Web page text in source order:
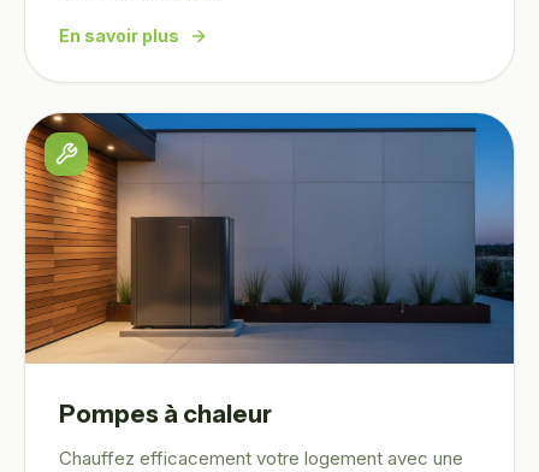
En savoir plus
Pompes à chaleur
Chauffez efficacement votre logement avec une